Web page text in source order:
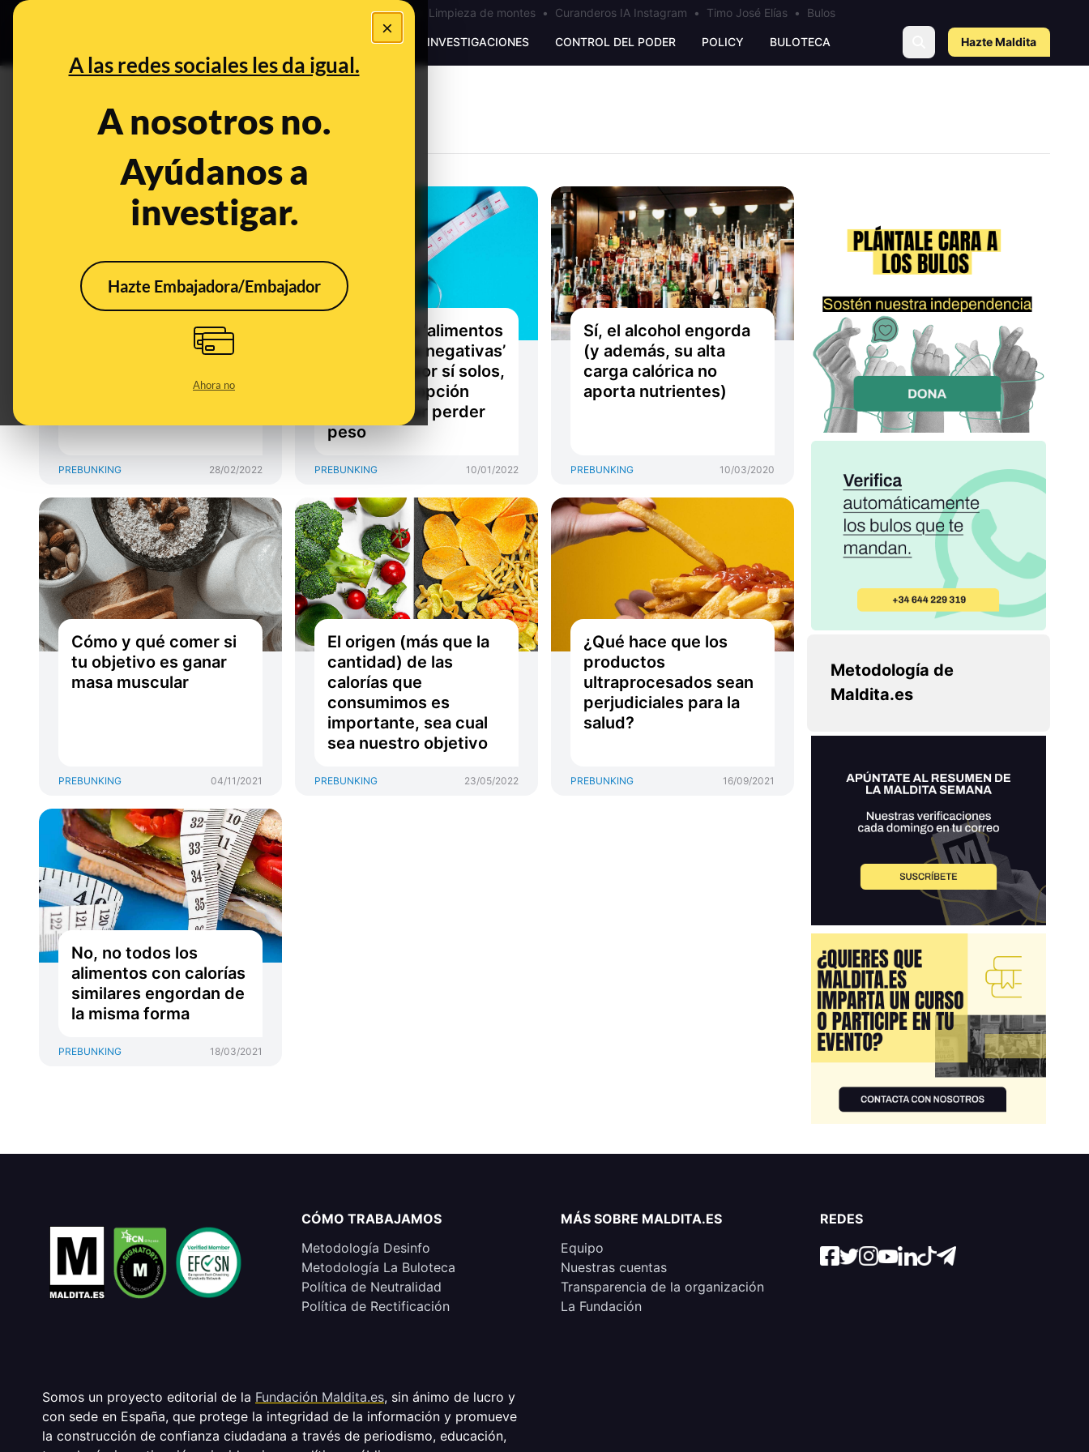
×
A las redes sociales les da igual.
A nosotros no.
Ayúdanos a
investigar.
Hazte Embajadora/Embajador
Ahora no
Bulos Ceuta • Limpieza de montes • Curanderos IA Instagram • Timo José Elías • Bulos
PREBUNKING INVESTIGACIONES CONTROL DEL PODER POLICY BULOTECA Hazte Maldita
En el Día Mundial del
Pistacho: datos y
fruto seco ‘feliz’
PREBUNKING 28/02/2022
Qué son los ‘alimentos
con calorías negativas’
y por qué, por sí solos,
no son una opción
para intentar perder
peso
PREBUNKING 10/01/2022
Sí, el alcohol engorda
(y además, su alta
carga calórica no
aporta nutrientes)
PREBUNKING 10/03/2020
Cómo y qué comer si
tu objetivo es ganar
masa muscular
PREBUNKING 04/11/2021
El origen (más que la
cantidad) de las
calorías que
consumimos es
importante, sea cual
sea nuestro objetivo
PREBUNKING 23/05/2022
¿Qué hace que los
productos
ultraprocesados sean
perjudiciales para la
salud?
PREBUNKING 16/09/2021
No, no todos los
alimentos con calorías
similares engordan de
la misma forma
PREBUNKING 18/03/2021
Metodología de
Maldita.es
CÓMO TRABAJAMOS
Metodología Desinfo
Metodología La Buloteca
Política de Neutralidad
Política de Rectificación
MÁS SOBRE MALDITA.ES
Equipo
Nuestras cuentas
Transparencia de la organización
La Fundación
REDES
Somos un proyecto editorial de la Fundación Maldita.es, sin ánimo de lucro y
con sede en España, que protege la integridad de la información y promueve
la construcción de confianza ciudadana a través de periodismo, educación,